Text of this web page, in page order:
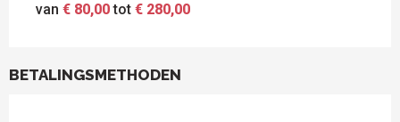
van € 80,00tot € 280,00
BETALINGSMETHODEN